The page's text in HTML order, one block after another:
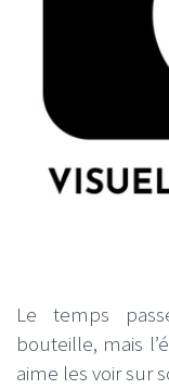
Le temps
bouteille, mais
aime les voir sur